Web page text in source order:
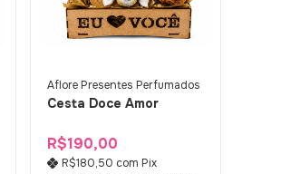
Aflore Presentes Perfumados
Cesta Doce Amor
R$190,00
R$180,50 com Pix